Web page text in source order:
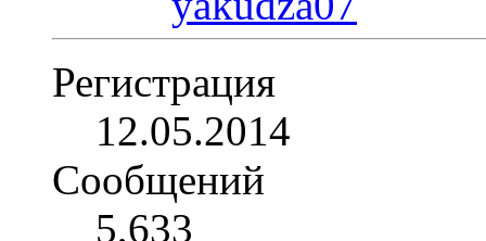
Регистрация
12.05.2014
Сообщений
5,633